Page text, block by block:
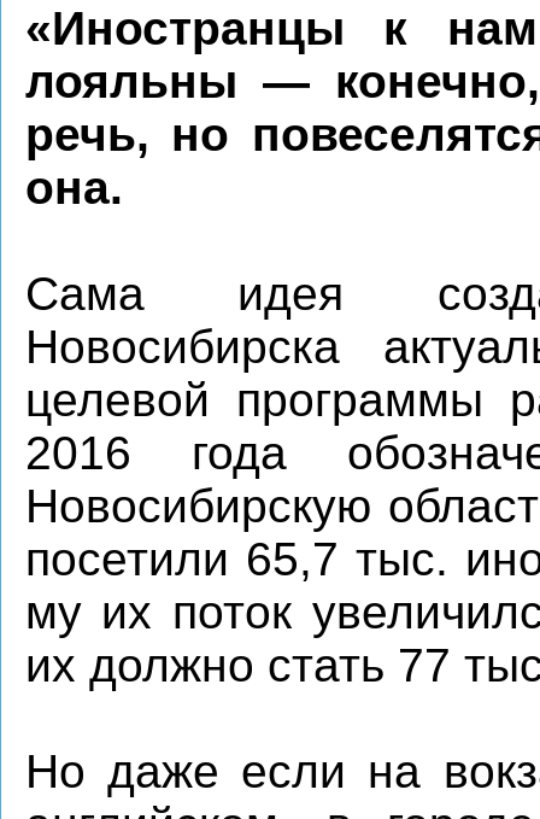
«Иностранцы к
лояльны —
речь, но
она.
Сама идея
Новосибирска
целевой программы
2016 года
Новосибирскую
посетили 65,7 тыс.
му их поток
их должно стать 77
Но даже если на